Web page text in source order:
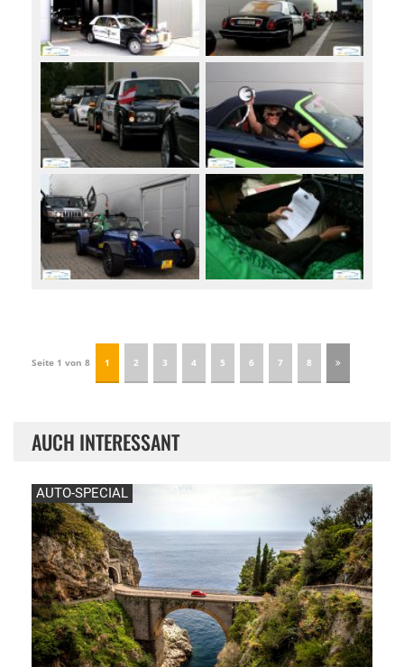
Seite 1 von 8 1 2 3 4 5 6 7 8
AUCH INTERESSANT
AUTO-SPECIAL